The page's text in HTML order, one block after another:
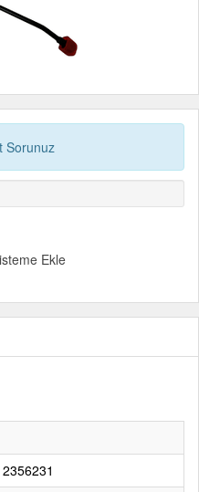
Sorunuz
Ekle
2356231